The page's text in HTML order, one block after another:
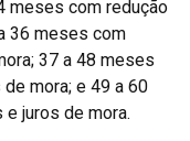
meses com redução
36 meses com
37 a 48 meses
mora; e 49 a 60
juros de mora.